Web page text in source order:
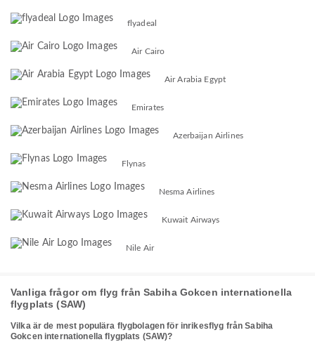
flyadeal
Air Cairo
Air Arabia Egypt
Emirates
Azerbaijan Airlines
Flynas
Nesma Airlines
Kuwait Airways
Nile Air
Vanliga frågor om flyg från Sabiha Gokcen internationella
flygplats (SAW)
Vilka är de mest populära flygbolagen för inrikesflyg från Sabiha
Gokcen internationella flygplats (SAW)?